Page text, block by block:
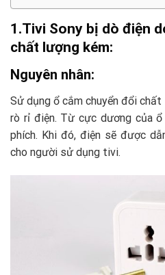
1.Tivi Sony bị dò điện
chất lượng kém:
Nguyên nhân:
Sử dụng ổ cắm chuyển đổi
rò rỉ điện. Từ cực dương của
phích. Khi đó, điện sẽ được
cho người sử dụng tivi.